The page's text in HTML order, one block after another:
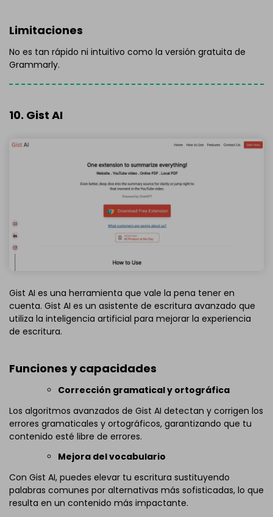
Limitaciones
No es tan rápido ni intuitivo como la versión gratuita de
Grammarly.
10. Gist AI
Gist AI es una herramienta que vale la pena tener en
cuenta. Gist AI es un asistente de escritura avanzado que
utiliza la inteligencia artificial para mejorar la experiencia
de escritura.
Funciones y capacidades
Corrección gramatical y ortográfica
Los algoritmos avanzados de Gist AI detectan y corrigen los
errores gramaticales y ortográficos, garantizando que tu
contenido esté libre de errores.
Mejora del vocabulario
Con Gist AI, puedes elevar tu escritura sustituyendo
palabras comunes por alternativas más sofisticadas, lo que
resulta en un contenido más impactante.